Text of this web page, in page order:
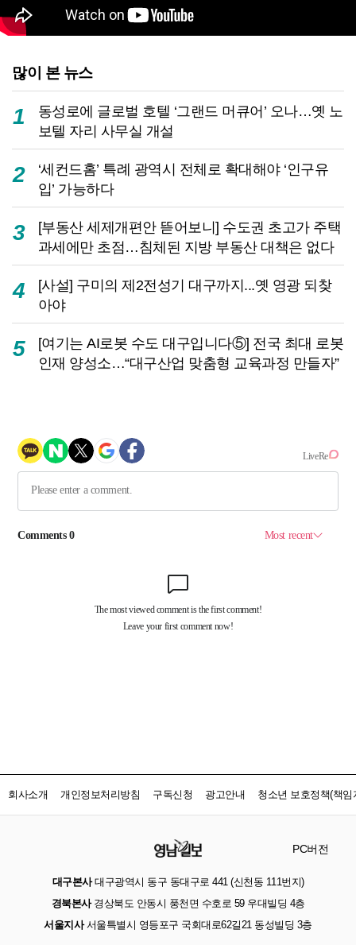
많이 본 뉴스
1
동성로에 글로벌 호텔 ‘그랜드 머큐어’ 오나…옛 노
보텔 자리 사무실 개설
2
‘세컨드홈’ 특례 광역시 전체로 확대해야 ‘인구유
입’ 가능하다
3
[부동산 세제개편안 뜯어보니] 수도권 초고가 주택
과세에만 초점…침체된 지방 부동산 대책은 없다
4
[사설] 구미의 제2전성기 대구까지...옛 영광 되찾
아야
5
[여기는 AI로봇 수도 대구입니다⑤] 전국 최대 로봇
인재 양성소…“대구산업 맞춤형 교육과정 만들자”
회사소개 개인정보처리방침 구독신청 광고안내 청소년 보호정책(책임
PC버전
대구본사대구광역시 동구 동대구로 441 (신천동 111번지)
경북본사경상북도 안동시 풍천면 수호로 59 우대빌딩 4층
서울지사서울특별시 영등포구 국회대로62길21 동성빌딩 3층